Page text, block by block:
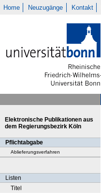
Home Neuzugänge Kontakt
Elektronische Publikationen aus
dem Regierungsbezirk Köln
Pflichtabgabe
Ablieferungsverfahren
Listen
Titel